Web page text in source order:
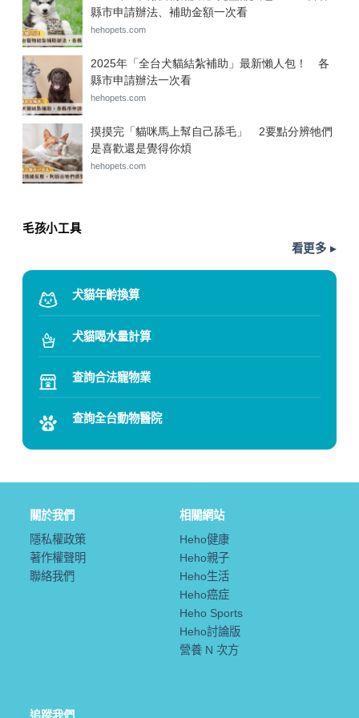
毛孩小工具
看更多 ▸
犬貓年齡換算
犬貓喝水量計算
查詢合法寵物業
查詢全台動物醫院
關於我們
隱私權政策
著作權聲明
聯絡我們
相關網站
Heho健康
Heho親子
Heho生活
Heho癌症
Heho Sports
Heho討論版
營養 N 次方
追蹤我們